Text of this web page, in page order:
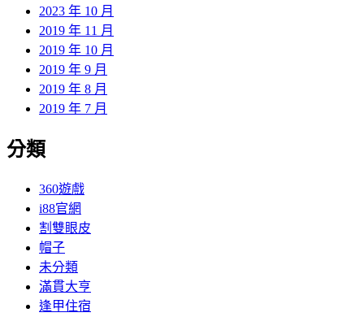
2023 年 10 月
2019 年 11 月
2019 年 10 月
2019 年 9 月
2019 年 8 月
2019 年 7 月
分類
360遊戲
i88官網
割雙眼皮
帽子
未分類
滿貫大亨
逢甲住宿